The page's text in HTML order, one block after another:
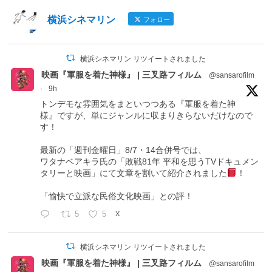
横浜シネマリン フォロー
横浜シネマリン リツイートされました
映画『軍服を着た神様』 | 三叉路フィルム
@sansarofilm
·
9h
トンデモな雰囲気をまといつつある『軍服を着た神
様』ですが、単にジャンルに収まりきらないだけなので
す！
最新の「週刊金曜日」8/7・14合併号では、
ワタナベアキラ氏の「敗戦81年 平和を思うTVドキュメン
タリーと映画」にて文章を割いて紹介されました
！
「愉快で立派な民俗文化映画」との評！
5 5 X
横浜シネマリン リツイートされました
映画『軍服を着た神様』 | 三叉路フィルム @sansarofilm